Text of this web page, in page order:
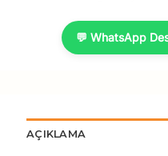
💬 WhatsApp
AÇIKLAMA